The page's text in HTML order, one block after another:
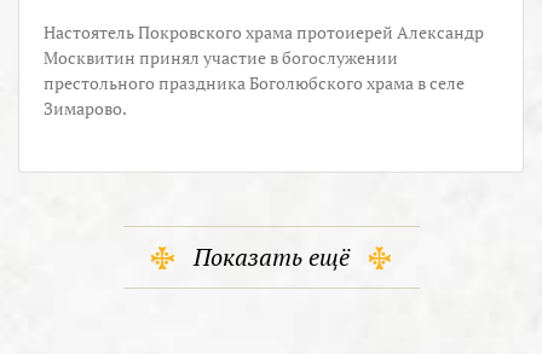
Настоятель Покровского храма протоиерей Александр
Москвитин принял участие в богослужении
престольного праздника Боголюбского храма в селе
Зимарово.
Показать ещё